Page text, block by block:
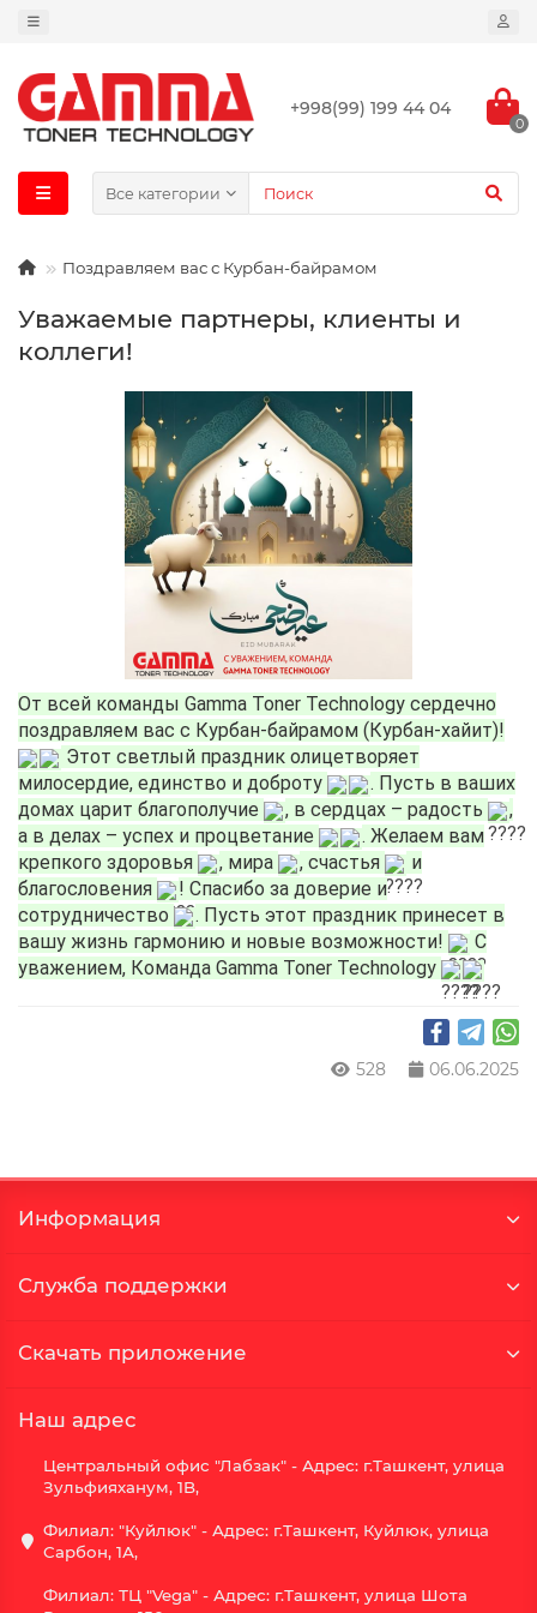
+998(99) 199 44 04
0
Все категории
Поздравляем вас с Курбан-байрамом
Уважаемые партнеры, клиенты и
коллеги!
От всей команды Gamma Toner Technology сердечно
поздравляем вас с Курбан-байрамом (Курбан-хайит)!
Этот светлый праздник олицетворяет
милосердие, единство и доброту
. Пусть в ваших
домах царит благополучие
, в сердцах – радость
,
а в делах – успех и процветание
. Желаем вам
крепкого здоровья
, мира , счастья
и
благословения
! Спасибо за доверие и
сотрудничество
. Пусть этот праздник принесет в
вашу жизнь гармонию и новые возможности!
С
уважением, Команда Gamma Toner Technology
528 06.06.2025
Информация
Служба поддержки
Скачать приложение
Наш адрес
Центральный офис "Лабзак" - Адрес: г.Ташкент, улица
Зульфияханум, 1B,
Филиал: "Куйлюк" - Адрес: г.Ташкент, Куйлюк, улица
Сарбон, 1А,
Филиал: ТЦ "Vega" - Адрес: г.Ташкент, улица Шота